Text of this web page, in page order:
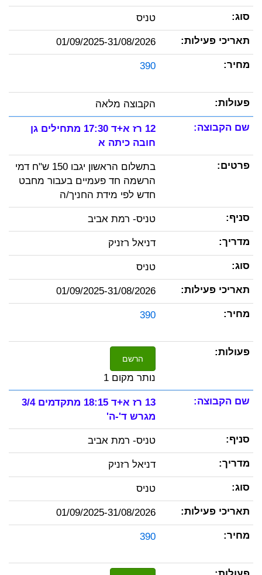
טניס
01/09/2025-31/08/2026
390
הקבוצה מלאה
12 רז א+ד 17:30 מתחילים גן
חובה כיתה א
בתשלום הראשון יגבו 150 ש"ח דמי
הרשמה חד פעמיים בעבור מחבט
חדש לפי מידת החניך/ה
טניס- רמת אביב
דניאל רזניק
טניס
01/09/2025-31/08/2026
390
הרשם
נותר מקום 1
13 רז א+ד 18:15 מתקדמים 3/4
מגרש ד'-ה'
טניס- רמת אביב
דניאל רזניק
טניס
01/09/2025-31/08/2026
390